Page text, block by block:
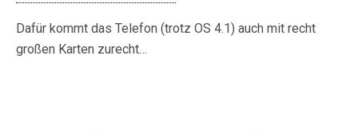
Dafür kommt das Telefon (trotz OS 4.1) auch mit recht
großen Karten zurecht…